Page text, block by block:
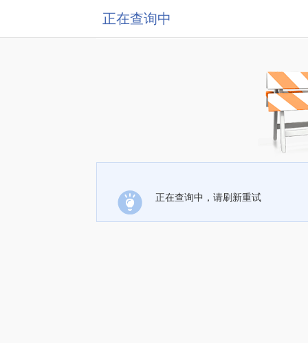
正在查询中
正在查询中，请刷新重试